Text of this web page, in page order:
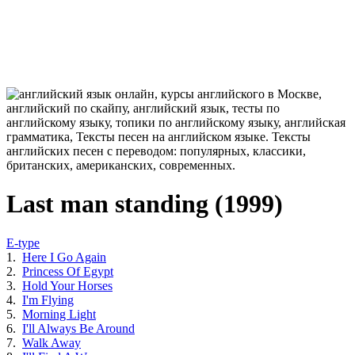
Last man standing (1999)
E-type
1. Here I Go Again
2. Princess Of Egypt
3. Hold Your Horses
4. I'm Flying
5. Morning Light
6. I'll Always Be Around
7. Walk Away